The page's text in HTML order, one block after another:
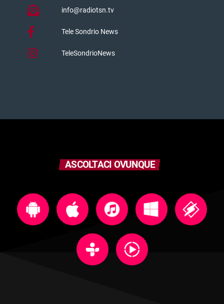
info@radiotsn.tv
Tele Sondrio News
TeleSondrioNews
ASCOLTACI OVUNQUE